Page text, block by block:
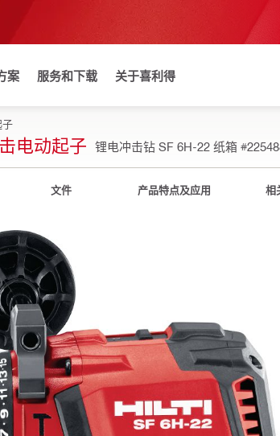
案 服务和下载 关于喜利得
子
电动起子 锂电冲击钻 SF 6H-22 纸箱
文件 产品特点及应用 相